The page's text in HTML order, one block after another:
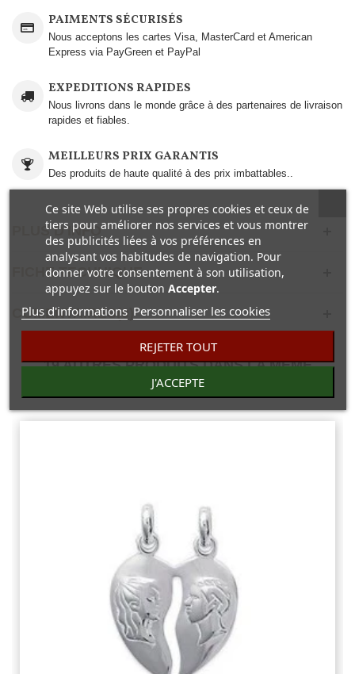
PAIMENTS SÉCURISÉS
Nous acceptons les cartes Visa, MasterCard et American
Express via PayGreen et PayPal
EXPEDITIONS RAPIDES
Nous livrons dans le monde grâce à des partenaires de livraison
rapides et fiables.
MEILLEURS PRIX GARANTIS
Des produits de haute qualité à des prix imbattables..
PLUS D'INFO
FICHE TECHNIQUE
COMENTAIRES(0)
19 AUTRES PRODUITS DANS LA MÊME
CATÉGORIE :
Ce site Web utilise ses propres cookies et ceux de
tiers pour améliorer nos services et vous montrer
des publicités liées à vos préférences en
analysant vos habitudes de navigation. Pour
donner votre consentement à son utilisation,
appuyez sur le bouton Accepter.
Plus d'informations Personnaliser les cookies
REJETER TOUT
J'ACCEPTE